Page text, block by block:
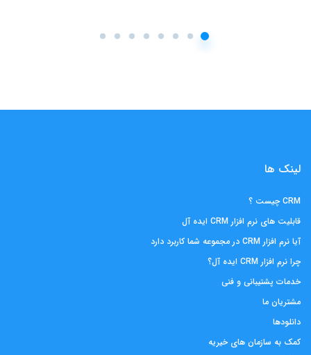
لینک ها
CRM چیست ؟
قابلیت های نرم افزار CRM ایده آل
آیا نرم افزار CRM در مجموعه شما کاربرد دارد
چرا نرم افزار CRM ایده آل؟
خدمات پشتیبانی و فنی
مشتریان ما
دانلودها
کمک به سازمان های خیریه